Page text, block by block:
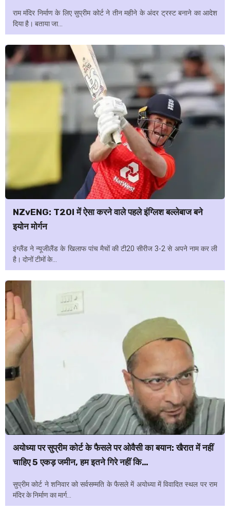
राम मंदिर निर्माण के लिए सुप्रीम कोर्ट ने तीन महीने के अंदर ट्रस्ट बनाने का आदेश
दिया है। बताया जा...
NZvENG: T20I में ऐसा करने वाले पहले इंग्लिश बल्लेबाज बने
इयोन मोर्गन
इंग्लैंड ने न्यूजीलैंड के खिलाफ पांच मैचों की टी20 सीरीज 3-2 से अपने नाम कर ली
है। दोनों टीमों के...
अयोध्या पर सुप्रीम कोर्ट के फैसले पर ओवैसी का बयान: खैरात में नहीं
चाहिए 5 एकड़ जमीन, हम इतने गिरे नहीं कि…
सुप्रीम कोर्ट ने शनिवार को सर्वसम्मति के फैसले में अयोध्या में विवादित स्थल पर राम
मंदिर के निर्माण का मार्ग...